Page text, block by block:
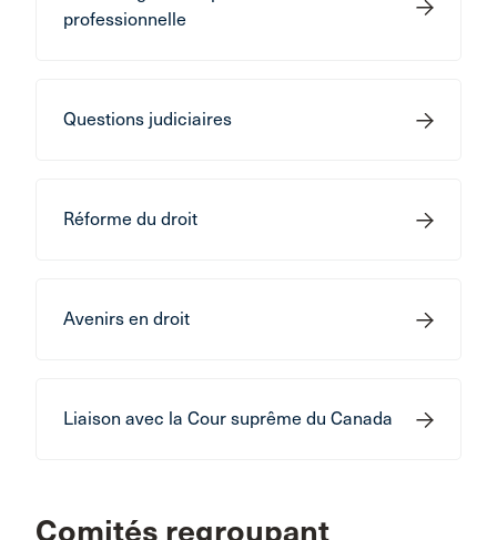
professionnelle
Questions judiciaires
Réforme du droit
Avenirs en droit
Liaison avec la Cour suprême du Canada
Comités regroupant